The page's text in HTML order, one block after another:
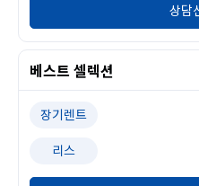
상담
베스트 셀렉션
장기렌트
리스